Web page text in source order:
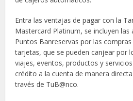
Entra las ventajas de pagar con la
Mastercard Platinum, se incluyen las
Puntos Banreservas por las
tarjetas, que se pueden canjear por
viajes, eventos, productos y
crédito a la cuenta de manera
través de TuB@nco.